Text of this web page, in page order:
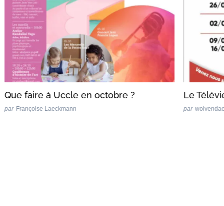
Que faire à Uccle en octobre ?
par Françoise Laeckmann
Le
par